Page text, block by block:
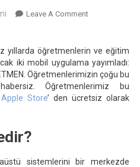
Leave A CommentOn
Kolaylaştıran
İki
Uygulama
yıllarda öğretmenlerin ve eğitim
iki mobil uygulama yayımladı:
Öğretmenlerimizin çoğu bu
habersiz. Öğretmenlerimiz bu
Apple Store’ den ücretsiz olarak
sistemlerini bir merkezde